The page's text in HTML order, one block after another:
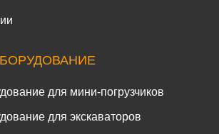
для мини-погрузчиков
для экскаваторов